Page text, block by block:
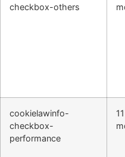
checkbox-others
cookielawinfo-
checkbox-
performance
11